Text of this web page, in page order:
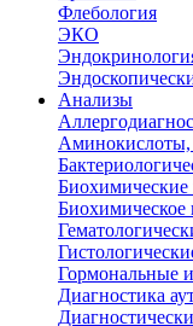
Флебология
ЭКО
Анализы
Аминокислоты,
Биохимические
Биохимическое
Гормональные
Диагностика